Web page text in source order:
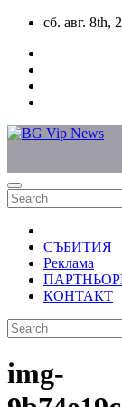
Skip
content
сб. авг. 8th,
СЪБИТИЯ
Реклама
КОНТАКТ
img-